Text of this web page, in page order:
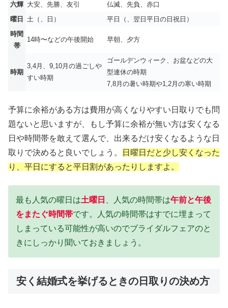
六輝 大安、先勝、友引
仏滅、先負、赤口
曜日
土（、日）
平日（、翌日平日の日祝日）
時間
帯
14時〜などの午後開始 早朝、夕方
時期
3,4月、9,10月の過ごしや
すい時期
ゴールデンウィーク、お盆などの大
型連休の時期
7,8月の暑い時期や1,2月の寒い時期
予算に余裕がある方は費用が高くなりやすい日取りでも問
題ないと思いますが、もし予算に余裕が無い方は安くなる
日や時間帯を敢えて選んで、出来るだけ安くなるような日
取りで決めると良いでしょう。
日曜日だと少し安くなった
り、平日にすると平日割があったりしますよ。
最も人気の曜日は土曜日 、人気の時間帯は午前と午後
をまたぐ時間帯です。人気の時間帯はすでに埋まって
しまっている可能性が高いのでブライダルフェアのと
きにしっかり聞いておきましょう。
安く結婚式を挙げるときの日取りの決め方